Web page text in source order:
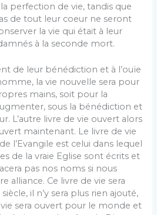
perfection de vie, tandis que
de tout leur coeur ne seront
la vie qui était à leur
à la seconde mort.
de leur bénédiction et à l’ouïe
la vie nouvelle sera pour
mains, soit pour la
sous la bénédiction et
L’autre livre de vie ou­vert alors
maintenant. Le livre de vie
l’Evangile est celui dans lequel
de la vraie Eglise sont écrits et
pas nos noms si nous
alliance. Ce livre de vie sera
il n’y sera plus rien ajouté,
sera ouvert pour le monde et